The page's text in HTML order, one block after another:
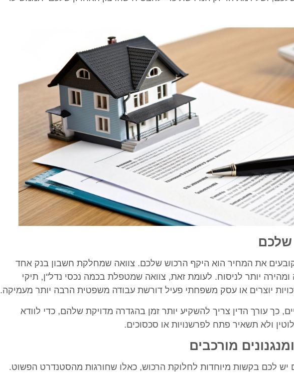
שלכם
את המחיר הוא היקף הרכוש שלכם. צוואה שמחלקת חשבון בנק אחד
ומהירה יותר לניסוח. לעומת זאת, צוואה שמטפלת בכמה נכסי נדל"ן, תיקי
יוצרים או עסק משפחתי פעיל דורשת עבודה משפטית הרבה יותר מעמיקה.
כך עורך הדין צריך להשקיע יותר זמן בהגדרה מדויקת שלהם, כדי לוודא
ולא תשאיר פתח לפרשנויות או סכסוכים.
מורכבים
לכם בקשות מיוחדות לחלוקת הרכוש, כאלו שחורגות מהסטנדרט הפשוט.